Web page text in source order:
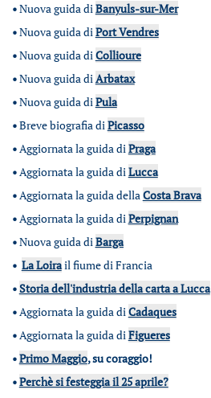
•Nuova guida diBanyuls-sur-Mer
•Nuova guida diPort Vendres
•Nuova guida diCollioure
•Nuova guida diArbatax
•Nuova guida diPula
•Breve biografia diPicasso
•Aggiornata la guida diPraga
•Aggiornata la guida diLucca
•Aggiornata la guida dellaCosta Brava
•Aggiornata la guida diPerpignan
•Nuova guida diBarga
• La Loirail fiume di Francia
•Storia dell'industria della carta a Lucca
•Aggiornata la guida diCadaques
•Aggiornata la guida diFigueres
•Primo Maggio, su coraggio!
•Perchè si festeggia il 25 aprile?